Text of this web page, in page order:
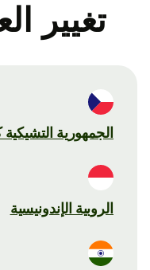
تغيير
الجمهورية التشيكية
الروبية الإندونيسية